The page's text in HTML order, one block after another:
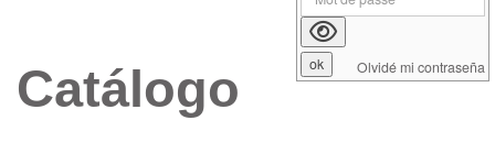
Catálogo Olvidé mi contraseña